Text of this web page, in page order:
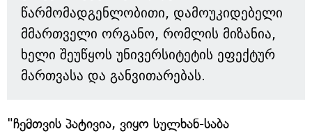
წარმომადგენლობითი, დამოუკიდებელი
მმართველი ორგანო, რომლის მიზანია,
ხელი შეუწყოს უნივერსიტეტის ეფექტურ
მართვასა და განვითარებას.
"ჩემთვის პატივია, ვიყო სულხან-საბა